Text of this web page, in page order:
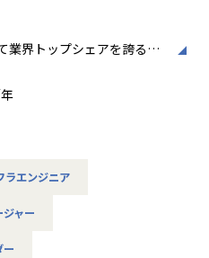
ザーの業務パターンや意図
定提案」や「自律的な処理
ます。自分の提案がプロダ
トにより、事業が成長して
に得られる仕事です。
業界トップシェアを誇る
業者の成長を支援しており
上場いたしました。
ラエンジニア
ャー
ー